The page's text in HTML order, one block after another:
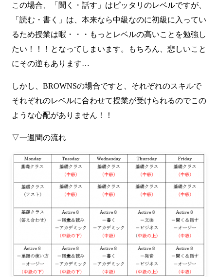
この場合、「聞く・話す」はピッタリのレベルですが、
「読む・書く」は、本来なら中級なのに初級に入ってい
るため授業は暇・・・もっとレベルの高いことを勉強し
たい！！！となってしまいます。もちろん、悲しいこと
にその逆もあります…
しかし、BROWNSの場合ですと、それぞれのスキルで
それぞれのレベルに合わせて授業が受けられるのでこの
ような心配がありません！！
▽一週間の流れ